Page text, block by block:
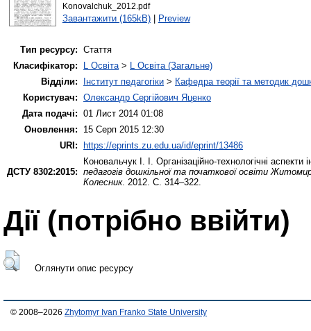
Konovalchuk_2012.pdf
Завантажити (165kB)| Preview
Тип ресурсу: Стаття
Класифікатор:
L Освіта> L Освіта (Загальне)
Відділи:
Інститут педагогіки > Кафедра теорії та методик
Користувач: Олександр Сергійович Яценко
Дата подачі: 01 Лист 2014 01:08
Оновлення:
15 Серп 2015 12:30
URI:
https://eprints.zu.edu.ua/id/eprint/13486
ДСТУ 8302:2015:
Коновальчук І. І. Організаційно-технологічні аспекти
педагогів дошкільної та початкової освіти
Колесник. 2012. С. 314–322.
Дії ​​(потрібно ввійти)
Оглянути опис ресурсу
© 2008–2026 Zhytomyr Ivan Franko State University